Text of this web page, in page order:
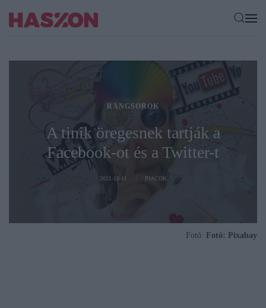
RANGSOROK
A tinik öregesnek tartják a
Facebook-ot és a Twitter-t
2021-10-11 PIACOK
Fotó: Fotó: Pixabay